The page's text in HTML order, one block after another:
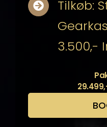
Tilkøb:
3.500,-